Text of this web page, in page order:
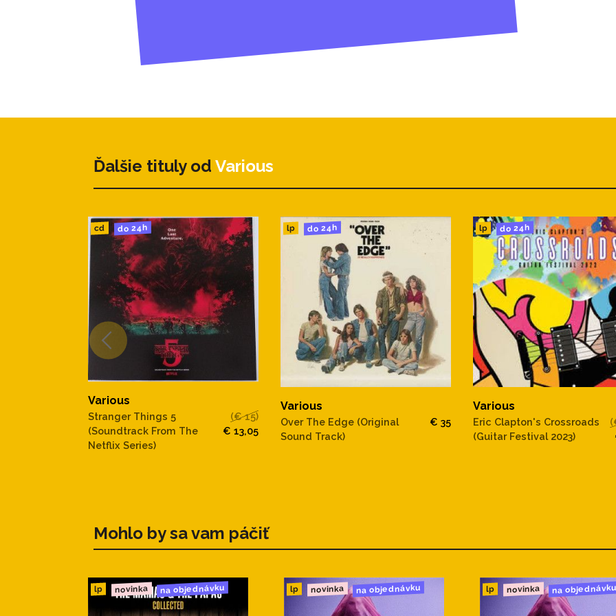
Ďalšie tituly od Various
cd do 24h
Various
Stranger Things 5
(Soundtrack From The
Netflix Series)
(€ 15)
€ 13,05
lp do 24h
Various
Over The Edge (Original
Sound Track)
€ 35
lp do 24h
Various
Eric Clapton's Crossroads
(Guitar Festival 2023)
Mohlo by sa vam páčiť
lp novinka na objednávku lp novinka na objednávku lp novinka na objednávku